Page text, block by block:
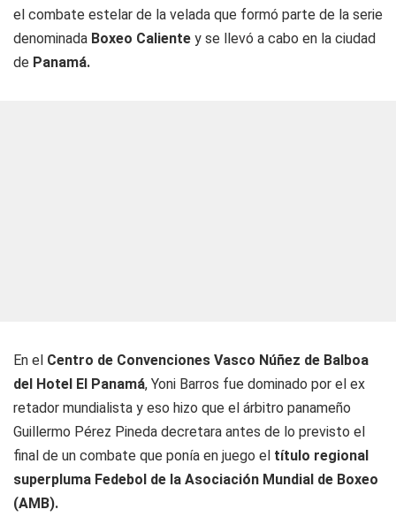
el combate estelar de la velada que formó parte de la serie
denominada Boxeo Caliente y se llevó a cabo en la ciudad
de Panamá.
En el Centro de Convenciones Vasco Núñez de Balboa
del Hotel El Panamá, Yoni Barros fue dominado por el ex
retador mundialista y eso hizo que el árbitro panameño
Guillermo Pérez Pineda decretara antes de lo previsto el
final de un combate que ponía en juego el título regional
superpluma Fedebol de la Asociación Mundial de Boxeo
(AMB).